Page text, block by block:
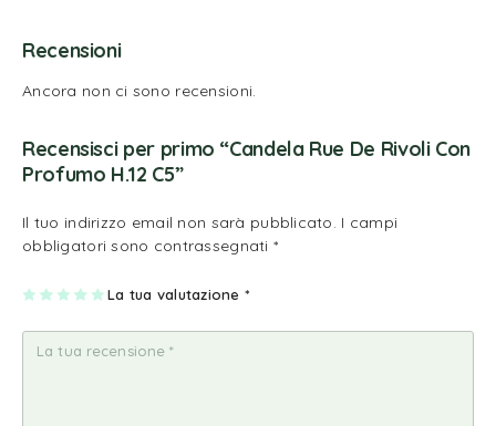
Recensioni
Ancora non ci sono recensioni.
Recensisci per primo “Candela Rue De Rivoli Con
Profumo H.12 C5”
Il tuo indirizzo email non sarà pubblicato. I campi
obbligatori sono contrassegnati *
La tua valutazione *
1
a
2
e
su
5
3
e
su
5
4
e
su
5
5
e
su
5